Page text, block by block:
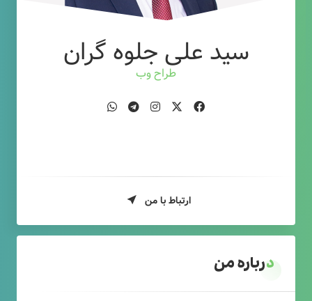
سید علی جلوه گران
طراح وب
ارتباط با من
درباره من